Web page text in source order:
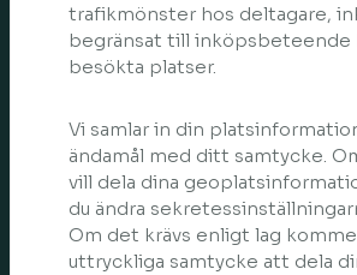
trafikmönster hos deltagare,
begränsat till inköpsbeteende
besökta platser.
Vi samlar in din
ändamål med ditt samtycke.
vill dela dina
du ändra
Om det krävs enligt lag
uttryckliga samtycke att dela